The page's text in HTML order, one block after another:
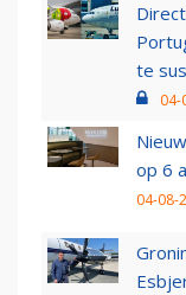
te
04-
op 6
04-08-